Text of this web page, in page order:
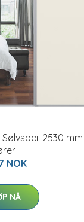
2530 mm
NOK
NÅ